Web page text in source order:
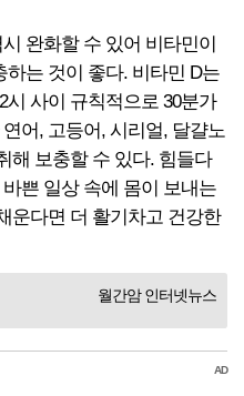
완화할 수 있어 비타민이
는 것이 좋다. 비타민 D는
시 사이 규칙적으로 30분가
어, 고등어, 시리얼, 달걀노
해 보충할 수 있다. 힘들다
쁜 일상 속에 몸이 보내는
운다면 더 활기차고 건강한
월간암 인터넷뉴스
AD